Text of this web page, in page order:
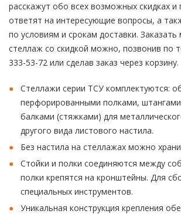
расскажут обо всех возможных скидках и
ответят на интересующие вопросы, а
по условиям и срокам доставки. Заказать
стеллаж со скидкой можно, позвонив по
333-53-72 или сделав заказ через корзину.
Стеллажи серии ТСУ комплектуются:
перфорированными полками,
балками (стяжками) для
другого вида листового настила.
Без настила на стеллажах можно
Стойки и полки соединяются между
полки крепятся на кронштейны. Для
специальных инструментов.
Уникальная конструкция крепления